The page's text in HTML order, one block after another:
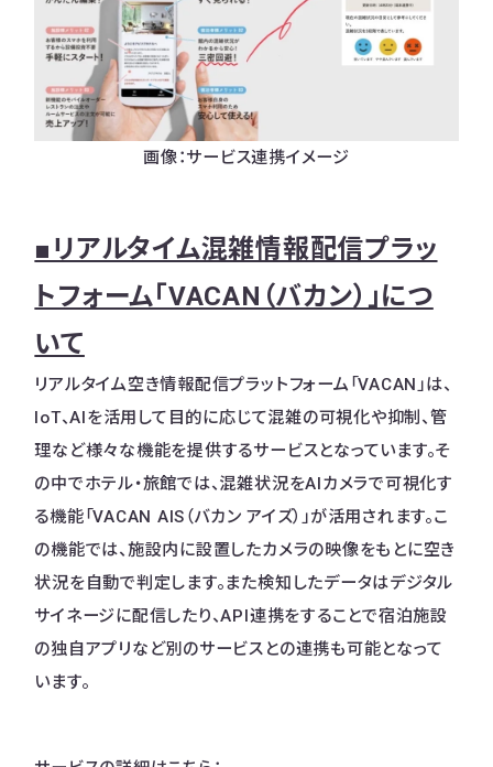
画像：サービス連携イメージ
■リアルタイム混雑情報配信プラッ
トフォーム「VACAN（バカン）」につ
いて
リアルタイム空き情報配信プラットフォーム「VACAN」は、
IoT、AIを活用して目的に応じて混雑の可視化や抑制、管
理など様々な機能を提供するサービスとなっています。そ
の中でホテル・旅館では、混雑状況をAIカメラで可視化す
る機能「VACAN AIS（バカン アイズ）」が活用されます。こ
の機能では、施設内に設置したカメラの映像をもとに空き
状況を自動で判定します。また検知したデータはデジタル
サイネージに配信したり、API連携をすることで宿泊施設
の独自アプリなど別のサービスとの連携も可能となって
います。